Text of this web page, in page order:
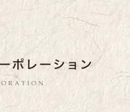
している蕎麦
んき）」を運
社シン・コーポ
ログ
美味しい蕎麦のお
」と運営の「株式
ション」の新着
よって24時間営
ております。季節
用意。